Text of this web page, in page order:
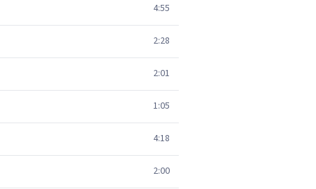
4:55
2:28
2:01
1:05
4:18
2:00